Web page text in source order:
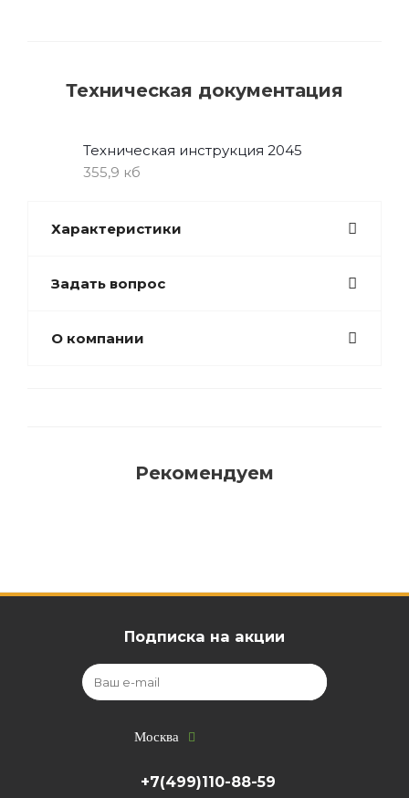
Техническая документация
Техническая инструкция 2045
355,9 кб
Характеристики
Задать вопрос
О компании
Рекомендуем
Подписка на акции
Москва
+7(499)110-88-59